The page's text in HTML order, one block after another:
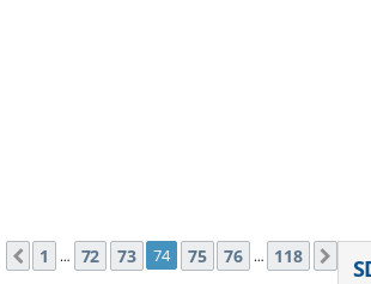
Página 74de118
Anterior
1 … 72 73 74 75 76 … 118